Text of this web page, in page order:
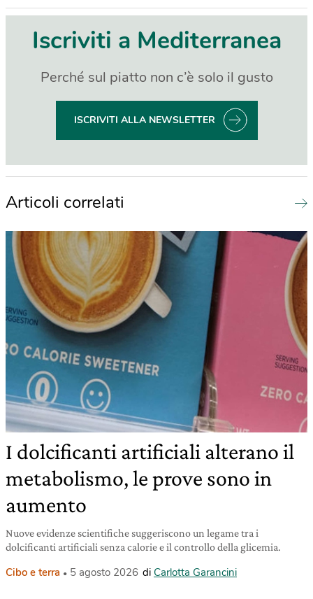
Iscriviti a Mediterranea
Perché sul piatto non c’è solo il gusto
ISCRIVITI ALLA NEWSLETTER
Articoli correlati
I dolcificanti artificiali alterano il
metabolismo, le prove sono in
aumento
Nuove evidenze scientifiche suggeriscono un legame tra i
dolcificanti artificiali senza calorie e il controllo della glicemia.
Cibo e terra 5 agosto 2026 di Carlotta Garancini